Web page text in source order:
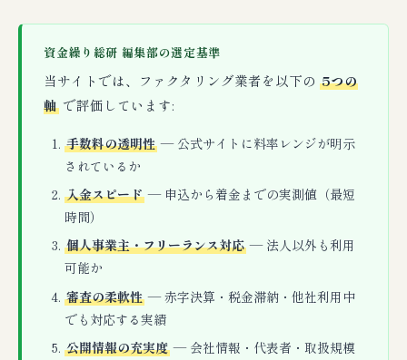
資金繰り総研 編集部の選定基準
当サイトでは、ファクタリング業者を以下の5つの
軸 で評価しています:
手数料の透明性— 公式サイトに料率レンジが明示
されているか
入金スピード— 申込から着金までの実測値（最短
時間）
個人事業主・フリーランス対応— 法人以外も利用
可能か
審査の柔軟性— 赤字決算・税金滞納・他社利用中
でも対応する実績
公開情報の充実度— 会社情報・代表者・取扱規模